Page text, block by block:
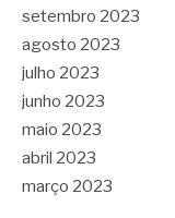
setembro 2023
agosto 2023
julho 2023
junho 2023
maio 2023
abril 2023
março 2023